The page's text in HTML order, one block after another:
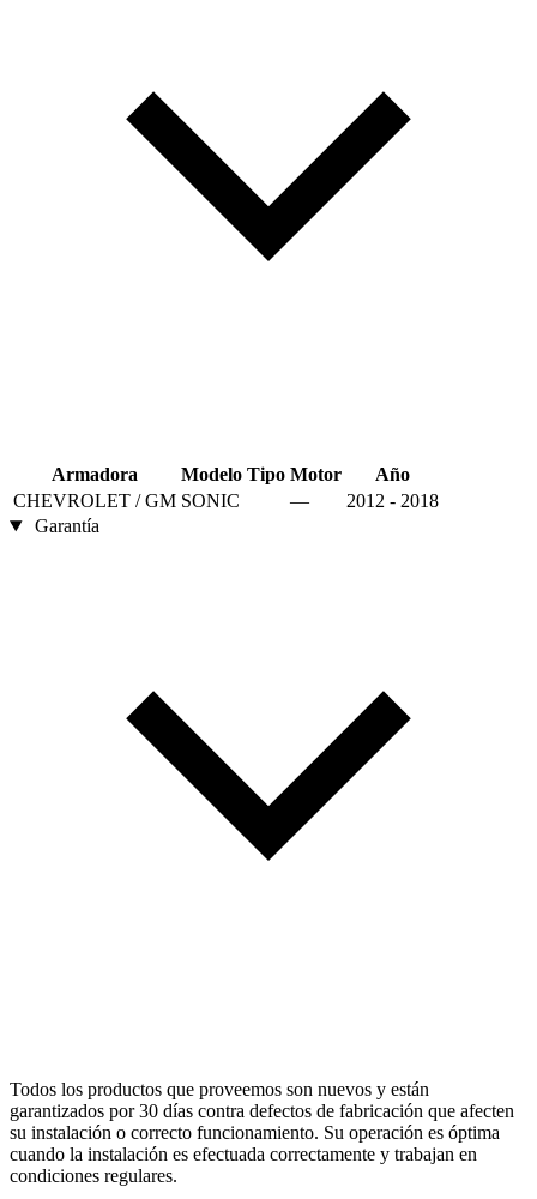
Armadora Modelo Tipo Motor
Año
CHEVROLET / GM SONIC —
2012 - 2018
Garantía
Todos los productos que proveemos son nuevos y están
garantizados por 30 días contra defectos de fabricación que afecten
su instalación o correcto funcionamiento. Su operación es óptima
cuando la instalación es efectuada correctamente y trabajan en
condiciones regulares.